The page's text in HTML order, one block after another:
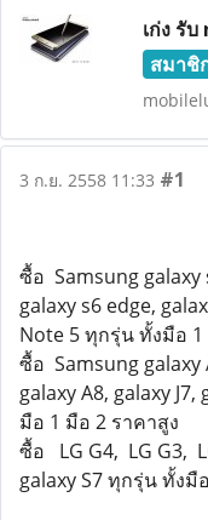
เก่ง รั
สมาชิ
3 ก.ย. 2558 11:33 #1
ซื้อ Samsung galaxy
galaxy s6 edge,
Note 5 ทุกรุ่น ทั้งมือ 1
ซื้อ Samsung galaxy
galaxy A8, galaxy
มือ 1 มือ 2 ราคาสูง
ซื้อ LG G4, LG G3,
galaxy S7 ทุกรุ่น ทั้งมื